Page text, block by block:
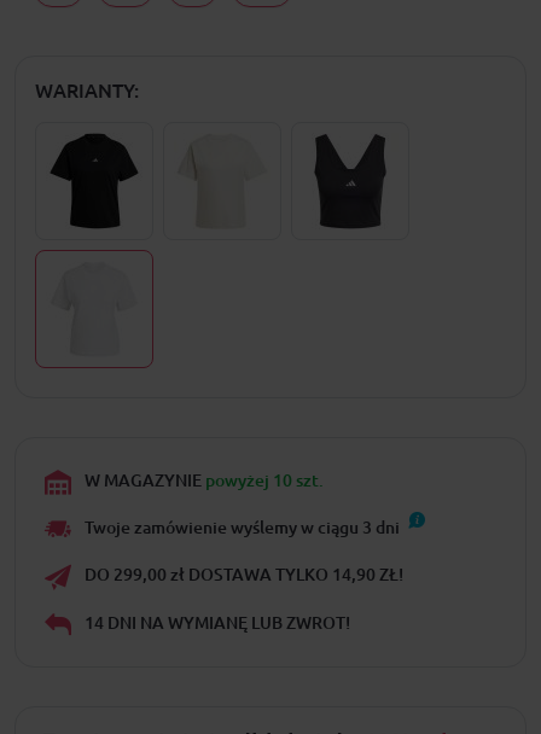
WARIANTY:
W MAGAZYNIE powyżej 10 szt.
Twoje zamówienie wyślemy w ciągu 3 dni
DO 299,00 zł DOSTAWA TYLKO 14,90 ZŁ!
14 DNI NA WYMIANĘ LUB ZWROT!